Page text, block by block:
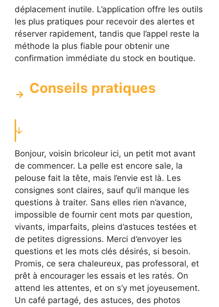
déplacement inutile. L’application offre les outils
les plus pratiques pour recevoir des alertes et
réserver rapidement, tandis que l’appel reste la
méthode la plus fiable pour obtenir une
confirmation immédiate du stock en boutique.
Conseils pratiques
Bonjour, voisin bricoleur ici, un petit mot avant
de commencer. La pelle est encore sale, la
pelouse fait la tête, mais l’envie est là. Les
consignes sont claires, sauf qu’il manque les
questions à traiter. Sans elles rien n’avance,
impossible de fournir cent mots par question,
vivants, imparfaits, pleins d’astuces testées et
de petites digressions. Merci d’envoyer les
questions et les mots clés désirés, si besoin.
Promis, ce sera chaleureux, pas professoral, et
prêt à encourager les essais et les ratés. On
attend les attentes, et on s’y met joyeusement.
Un café partagé, des astuces, des photos